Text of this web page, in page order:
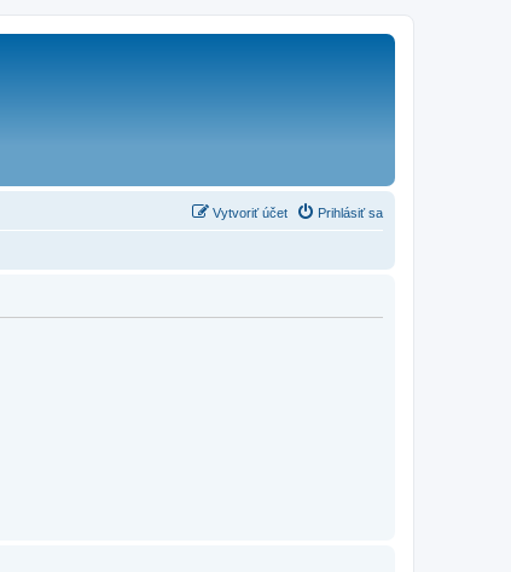
Prihlásiť sa
Vytvoriť účet